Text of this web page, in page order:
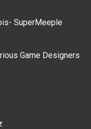
SuperMeeple
Game Designers